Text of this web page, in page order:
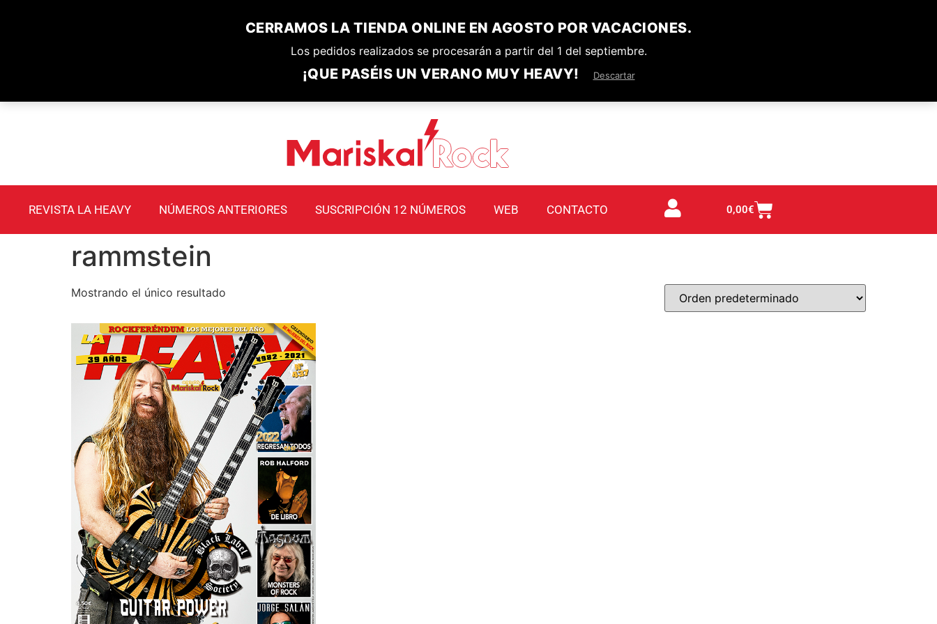
CERRAMOS LA TIENDA ONLINE EN AGOSTO POR VACACIONES.
Los pedidos realizados se procesarán a partir del 1 del septiembre.
¡QUE PASÉIS UN VERANO MUY HEAVY! Descartar
REVISTA LA HEAVY NÚMEROS ANTERIORES SUSCRIPCIÓN 12 NÚMEROS WEB CONTACTO 0,00€
rammstein
Mostrando el único resultado